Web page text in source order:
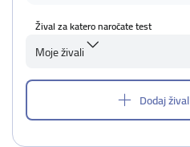
Žival za katero naročate test
Moje živali
Dodaj žival